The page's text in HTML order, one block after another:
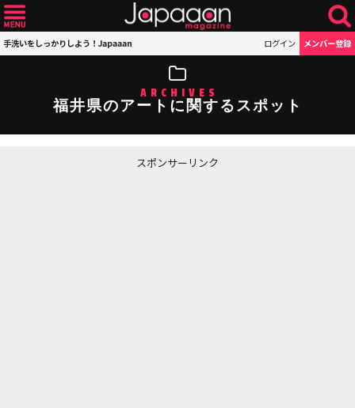
手洗いをしっかりしよう！Japaaan ログイン メンバー登録
ARCHIVES
福井県のアートに関するスポット
スポンサーリンク